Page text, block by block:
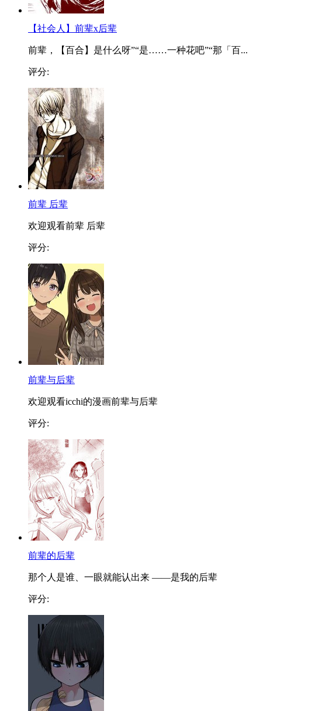
【社会人】前辈x后辈
前辈，【百合】是什么呀”“是……一种花吧”“那「百...
评分:
前辈 后辈
欢迎观看前辈 后辈
评分:
前辈与后辈
欢迎观看icchi的漫画前辈与后辈
评分:
前辈的后辈
那个人是谁、一眼就能认出来 ——是我的后辈
评分: